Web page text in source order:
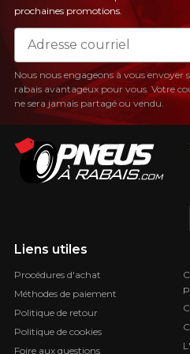
Liens utiles
Procédures d'achat
Méthodes de paiement
Politique de retour
Politique de cookies
Foire aux questions
prochaines promotions.
Courriel
Nous nous engageons à vous
rabais avantageux pour vous. Votre
ne sera jamais partagé ou vendu.